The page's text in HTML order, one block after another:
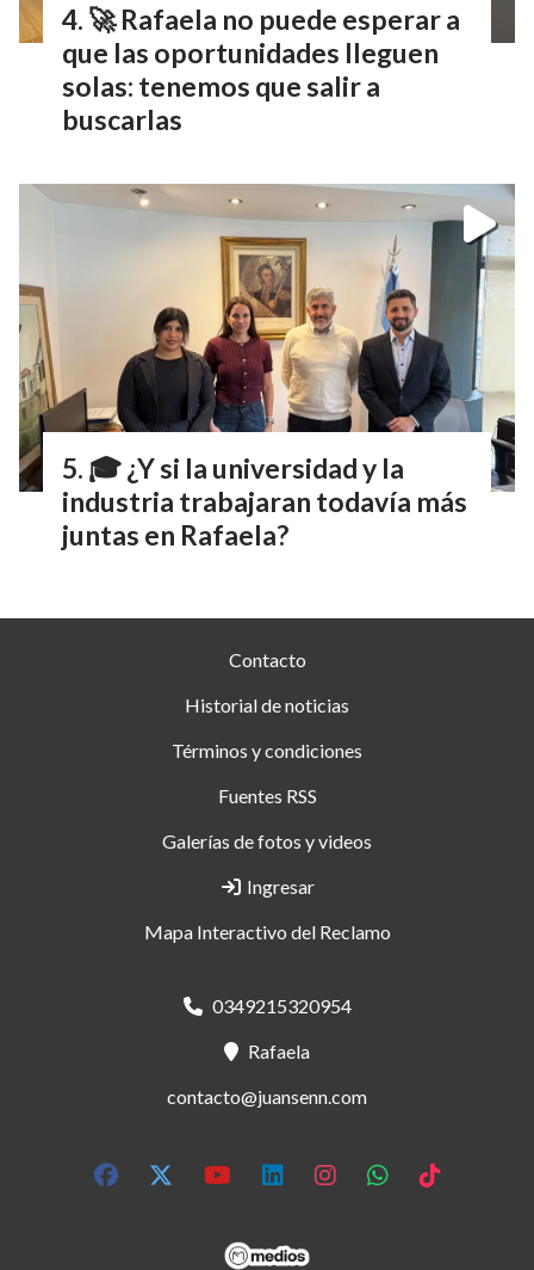
🚀 Rafaela no puede esperar a
que las oportunidades lleguen
solas: tenemos que salir a
buscarlas
🎓 ¿Y si la universidad y la
industria trabajaran todavía más
juntas en Rafaela?
Contacto
Historial de noticias
Términos y condiciones
Fuentes RSS
Galerías de fotos y videos
Ingresar
Mapa Interactivo del Reclamo
0349215320954
Rafaela
contacto@juansenn.com